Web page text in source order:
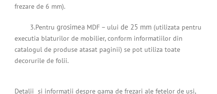
frezare de 6 mm).
3.Pentru grosimea MDF – ului de 25 mm (utilizata pentru
executia blaturilor de mobilier, conform informatiilor din
catalogul de produse atasat paginii) se pot utiliza toate
decorurile de folii.
Detalii si informatii despre gama de frezari ale fetelor de usi,